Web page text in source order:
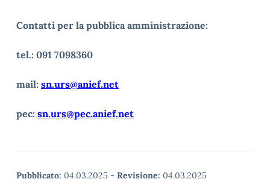
Contatti per la pubblica amministrazione:
tel.: 091 7098360
mail: sn.urs@anief.net
pec: sn.urs@pec.anief.net
Pubblicato: 04.03.2025 - Revisione: 04.03.2025